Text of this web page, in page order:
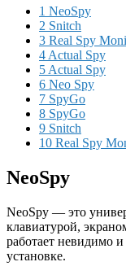
1 NeoSpy
2 Snitch
3 Real Spy
4 Actual Spy
5 Actual Spy
6 Neo Spy
7 SpyGo
8 SpyGo
9 Snitch
10 Real Spy
NeoSpy
NeoSpy — это
клавиатурой,
работает невидимо
установке.